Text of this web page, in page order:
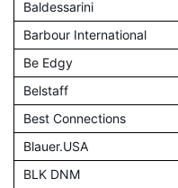
Baldessarini
Barbour International
Be Edgy
Belstaff
Best Connections
Blauer.USA
BLK DNM